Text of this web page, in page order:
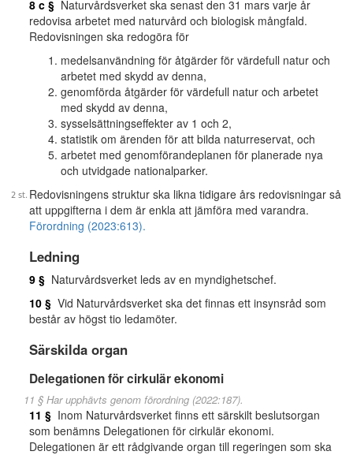
8 c § Naturvårdsverket ska senast den 31 mars varje år
redovisa arbetet med naturvård och biologisk mångfald.
Redovisningen ska redogöra för
medelsanvändning för åtgärder för värdefull natur och
arbetet med skydd av denna,
genomförda åtgärder för värdefull natur och arbetet
med skydd av denna,
sysselsättningseffekter av 1 och 2,
statistik om ärenden för att bilda naturreservat, och
arbetet med genomförandeplanen för planerade nya
och utvidgade nationalparker.
Redovisningens struktur ska likna tidigare års redovisningar så
att uppgifterna i dem är enkla att jämföra med varandra.
Förordning (2023:613).
Ledning
9 § Naturvårdsverket leds av en myndighetschef.
10 § Vid Naturvårdsverket ska det finnas ett insynsråd som
består av högst tio ledamöter.
Särskilda organ
Delegationen för cirkulär ekonomi
11 § Har upphävts genom förordning (2022:187).
11 § Inom Naturvårdsverket finns ett särskilt beslutsorgan
som benämns Delegationen för cirkulär ekonomi.
Delegationen är ett rådgivande organ till regeringen som ska